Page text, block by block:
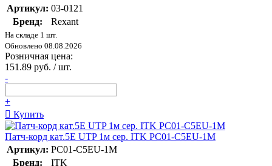
Артикул: 03-0121
Бренд:
Rexant
На складе 1 шт.
Обновлено 08.08.2026
Розничная цена:
151.89 руб. / шт.
-
+
Купить
Патч-корд кат.5E UTP 1м сер. ITK PC01-C5EU-1M
Артикул: PC01-C5EU-1M
Бренд:
ITK